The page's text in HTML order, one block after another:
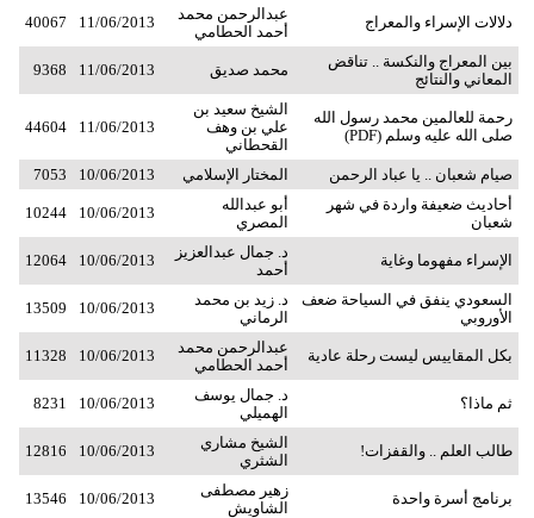
دلالات الإسراء والمعراج
عبدالرحمن محمد
أحمد الحطامي
11/06/2013
40067
بين المعراج والنكسة .. تناقض
المعاني والنتائج
محمد صديق 11/06/2013
9368
رحمة للعالمين محمد رسول الله
صلى الله عليه وسلم (PDF)
الشيخ سعيد بن
علي بن وهف
القحطاني
11/06/2013
44604
صيام شعبان .. يا عباد الرحمن المختار الإسلامي 10/06/2013
7053
أحاديث ضعيفة واردة في شهر
شعبان
أبو عبدالله
المصري
10/06/2013
10244
الإسراء مفهوما وغاية
د. جمال عبدالعزيز
أحمد
10/06/2013
12064
السعودي ينفق في السياحة ضعف
الأوروبي
د. زيد بن محمد
الرماني
10/06/2013
13509
بكل المقاييس ليست رحلة عادية
عبدالرحمن محمد
أحمد الحطامي
10/06/2013
11328
ثم ماذا؟
د. جمال يوسف
الهميلي
10/06/2013
8231
طالب العلم .. والقفزات!
الشيخ مشاري
الشثري
10/06/2013
12816
برنامج أسرة واحدة
زهير مصطفى
الشاويش
10/06/2013
13546